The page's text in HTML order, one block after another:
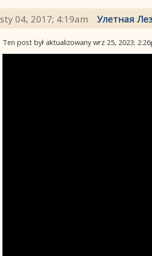
sty 04, 2017; 4:19am Улетная
Ten post był aktualizowanywrz 25, 2023;